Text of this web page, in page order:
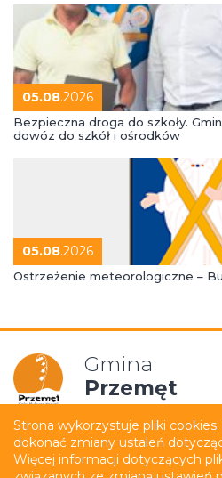
05.08.2026
Bezpieczna droga do szkoły.
dowóz do szkół i ośrodków
05.08.2026
Ostrzeżenie meteorologiczne –
Gmina
Przemęt
Mapa strony
Strona wykorzystuje pliki
dokonać zmiany ustaleń
Więcej informacji dotyczących